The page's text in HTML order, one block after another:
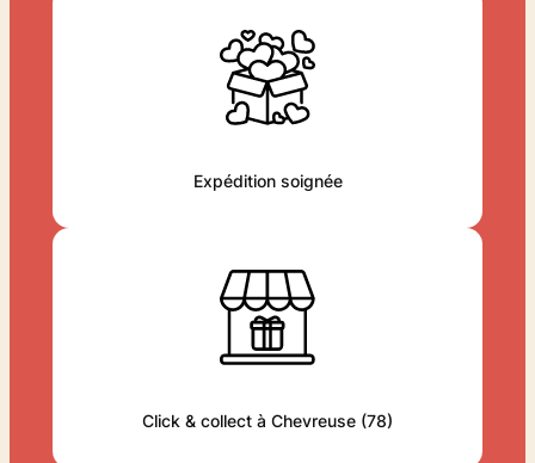
Expédition soignée
Click & collect à Chevreuse (78)